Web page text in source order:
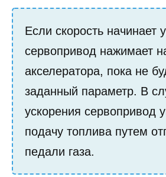
Если скорость начинает
сервопривод нажимает
акселератора, пока не
заданный параметр. В
ускорения сервопривод
подачу топлива путем
педали газа.